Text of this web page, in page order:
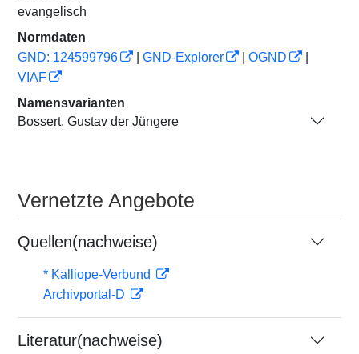
evangelisch
Normdaten
GND: 124599796
GND-Explorer OGND
VIAF
Namensvarianten
Bossert, Gustav der Jüngere
Vernetzte Angebote
Quellen(nachweise)
* Kalliope-Verbund
Archivportal-D
Literatur(nachweise)